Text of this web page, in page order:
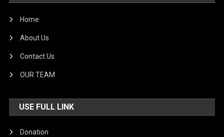
Home
About Us
Contact Us
OUR TEAM
USE FULL LINK
Donation